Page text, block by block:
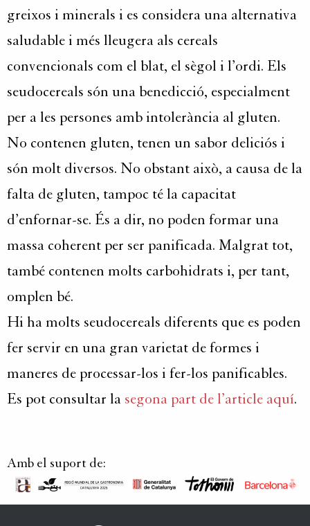
greixos i minerals i es considera una alternativa
saludable i més lleugera als cereals
convencionals com el blat, el sègol i l’ordi. Els
seudocereals són una benedicció, especialment
per a les persones amb intolerància al gluten.
No contenen gluten, tenen un sabor deliciós i
són molt diversos. No obstant això, a causa de la
falta de gluten, tampoc té la capacitat
d’enfornar-se. És a dir, no poden formar una
massa coherent per ser panificada. Malgrat tot,
també contenen molts carbohidrats i, per tant,
omplen bé.
Hi ha molts seudocereals diferents que es poden
fer servir en una gran varietat de formes i
maneres de processar-los i fer-los panificables.
Es pot consultar la segona part de l’article aquí.
Amb el suport de: